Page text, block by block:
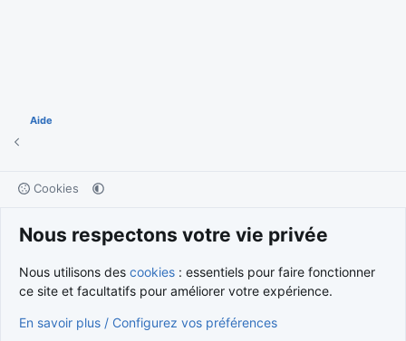
Aide
Cookies
Politique de confidentialité
Aide Accueil
R
Community platform by XenForo
© 2010-2026 XenForo Ltd.
Traduction française par
| Media embeds via s9e/MediaSites
Nous respectons votre vie privée
Nous utilisons des cookies : essentiels pour faire fonctionner
ce site et facultatifs pour améliorer votre expérience.
En savoir plus / Configurez vos préférences